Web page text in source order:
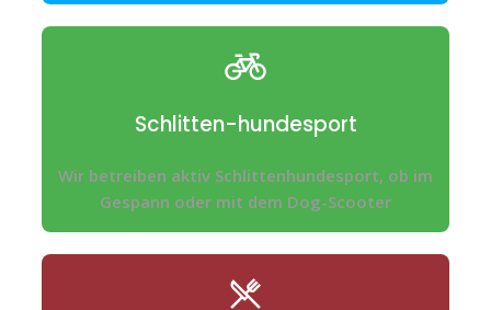
Schlitten-hundesport
Wir betreiben aktiv Schlittenhundesport, ob im
Gespann oder mit dem Dog-Scooter